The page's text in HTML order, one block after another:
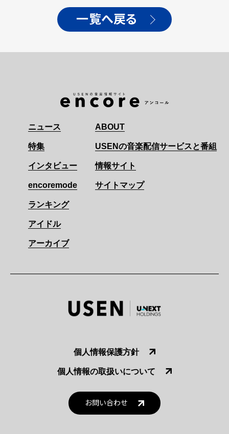
「Sentimental Night
Dive」のライブ映像を公
開！
一覧へ戻る
ニュース
特集
インタビュー
encoremode
ランキング
アイドル
アーカイブ
ABOUT
USENの音楽配信サービスと番組
情報サイト
サイトマップ
個人情報保護方針
個人情報の取扱いについて
お問い合わせ